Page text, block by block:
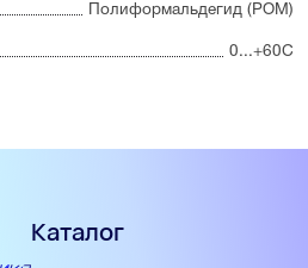
Полиформальдегид (POM)
0...+60С
Каталог